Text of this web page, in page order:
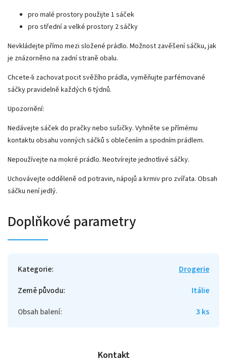
pro malé prostory použijte 1 sáček
pro střední a velké prostory 2 sáčky
Nevkládejte přímo mezi složené prádlo. Možnost zavěšení sáčku, jak
je znázorněno na zadní straně obalu.
Chcete-li zachovat pocit svěžího prádla, vyměňujte parfémované
sáčky pravidelně každých 6 týdnů.
Upozornění:
Nedávejte sáček do pračky nebo sušičky. Vyhněte se přímému
kontaktu obsahu vonných sáčků s oblečením a spodním prádlem.
Nepoužívejte na mokré prádlo. Neotvírejte jednotlivé sáčky.
Uchovávejte odděleně od potravin, nápojů a krmiv pro zvířata. Obsah
sáčku není jedlý.
Doplňkové parametry
Kategorie:
Drogerie
Země původu:
Itálie
Obsah balení: 3 ks
Kontakt